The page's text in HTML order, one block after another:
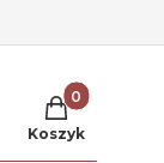
Produkty w
Koszyk